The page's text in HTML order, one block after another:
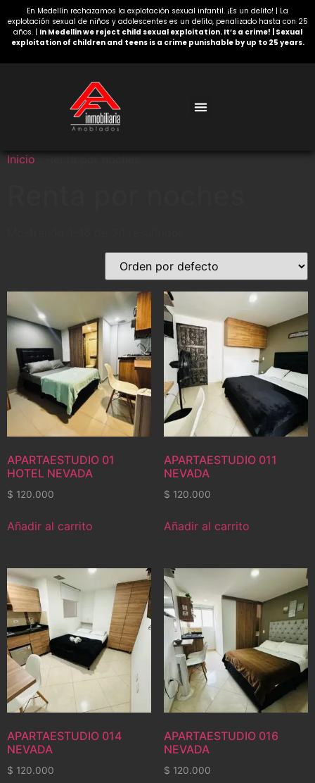
En Medellín rechazamos la explotación sexual infantil. ¡Es un delito! | La
explotación sexual de niños y adolescentes es un delito, penalizado hasta con 25
años. | In Medellin we reject child sexual exploitation. It’s a crime! | Sexual
exploitation of children and teens is a crime punishable by up to 25 years.
Inicio
APARTAESTUDIO 01
HOTEL NEVADA
$ 120.000
Añadir al carrito
APARTAESTUDIO 011
NEVADA
$ 120.000
Añadir al carrito
APARTAESTUDIO 014
NEVADA
$ 120.000
APARTAESTUDIO 016
NEVADA
$ 120.000